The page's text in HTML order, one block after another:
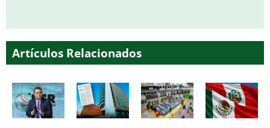
Artículos Relacionados